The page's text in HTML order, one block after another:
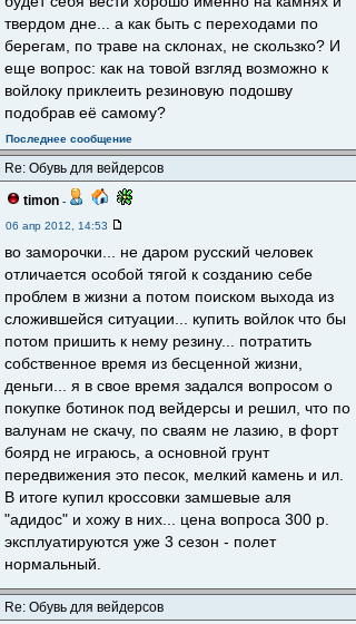
твердом дне... а как быть с переходами по
берегам, по траве на склонах, не скользко? И
еще вопрос: как на товой взгляд возможно к
войлоку приклеить резиновую подошву
подобрав её самому?
Последнее сообщение
Re: Обувь для вейдерсов
timon -
06 апр 2012, 14:53
во заморочки... не даром русский человек
отличается особой тягой к созданию себе
проблем в жизни а потом поиском выхода из
сложившейся ситуации... купить войлок что бы
потом пришить к нему резину... потратить
собственное время из бесценной жизни,
деньги... я в свое время задался вопросом о
покупке ботинок под вейдерсы и решил, что по
валунам не скачу, по сваям не лазию, в форт
боярд не играюсь, а основной грунт
передвижения это песок, мелкий камень и ил.
В итоге купил кроссовки замшевые аля
"адидос" и хожу в них... цена вопроса 300 р.
эксплуатируются уже 3 сезон - полет
нормальный.
Re: Обувь для вейдерсов